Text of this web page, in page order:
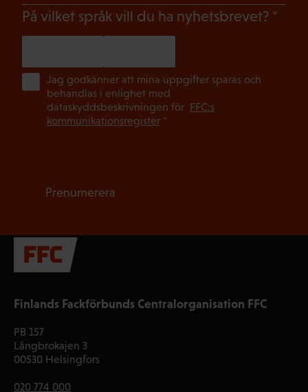
Finlands Fackförbunds Centralorganisation FFC
PB 157
Långbrokajen 3
00530 Helsingfors
020 774 000
På vilket språk vill du ha nyhetsbrevet?
Jag godkänner att mina uppgifter sparas och
behandlas i enlighet med
dataskyddsbeskrivningen för FFC:s
kommunikationsregister*
Prenumerera